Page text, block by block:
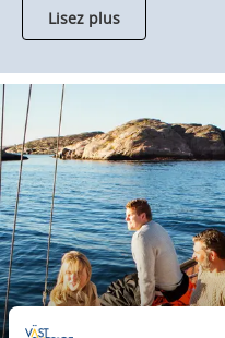
Lisez plus